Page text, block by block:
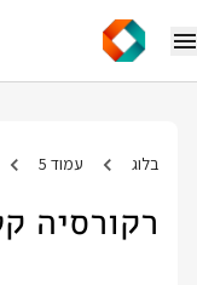
בלוג עמוד 5
רקורסיה